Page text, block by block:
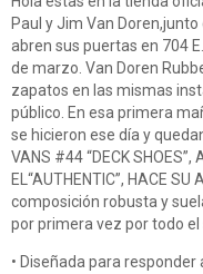
Paul y Jim Van
abren sus puertas en 704
de marzo. Van Doren
zapatos en las mismas
público. En esa primera
se hicieron ese día y
VANS #44 “DECK SHOES”,
EL“AUTHENTIC”, HACE
composición robusta y
por primera vez por todo el
• Diseñada para